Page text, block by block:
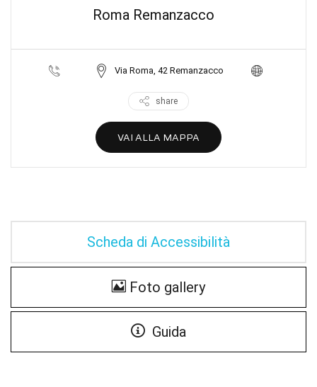
Roma Remanzacco
Via Roma, 42 Remanzacco
share
VAI ALLA MAPPA
Scheda di Accessibilità
Foto gallery
Guida